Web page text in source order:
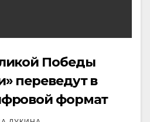
Победы
переведут в
формат